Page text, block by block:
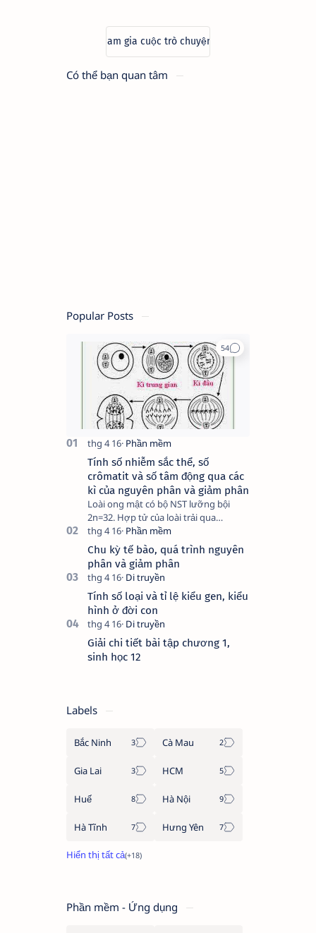
Có thể bạn quan tâm
Popular Posts
Tính số nhiễm sắc thể, số
crômatit và số tâm động qua các
kì của nguyên phân và giảm phân
Loài ong mật có bộ NST lưỡng bội
2n=32. Hợp tử của loài trải qua
nguyên phân. Hãy cho biết có bao
nhiêu NST, crômatit, tâm động có
trong một tế bà…
Chu kỳ tế bào, quá trình nguyên
phân và giảm phân
Tính số loại và tỉ lệ kiểu gen, kiểu
hình ở đời con
Giải chi tiết bài tập chương 1,
sinh học 12
Labels
Bắc Ninh Cà Mau
Gia Lai HCM
Huế Hà Nội
Hà Tĩnh Hưng Yên
Phần mềm - Ứng dụng